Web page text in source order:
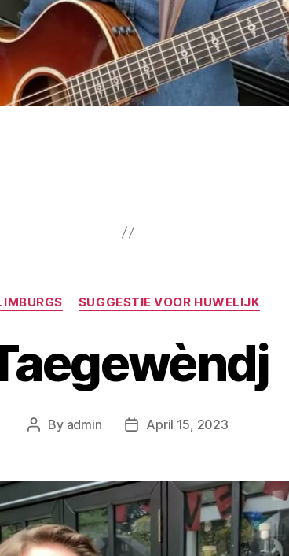
SUGGESTIE VOOR HUWELIJK
By admin April 15, 2023